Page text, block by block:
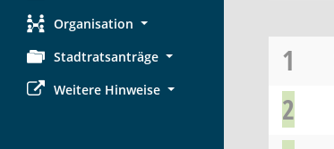
Organisation
Stadtratsanträge
Weitere Hinweise
1
2